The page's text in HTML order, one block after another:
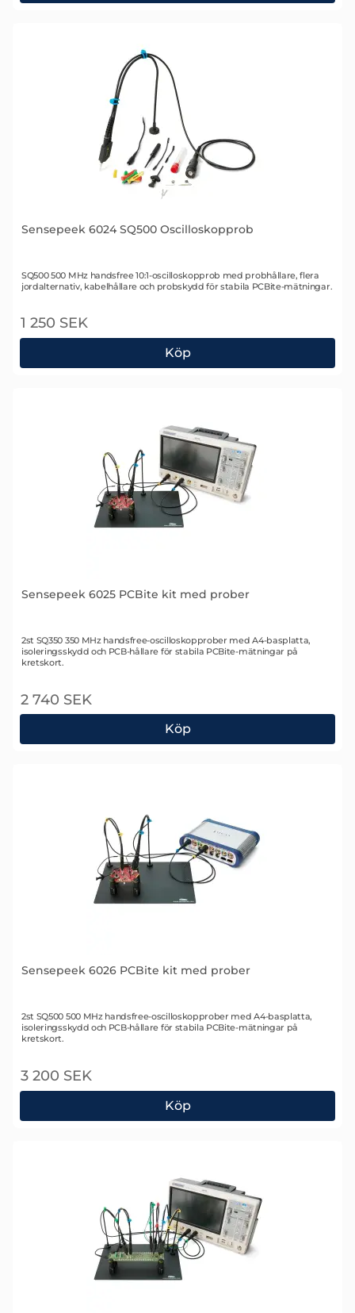
Sensepeek 6023 SQ350 Oscilloskopprob
Sensepeek 6024 SQ500 Oscilloskopprob
Art. nr 2507
SQ500 500 MHz handsfree 10:1-oscilloskopprob med probhållare, flera
jordalternativ, kabelhållare och probskydd för stabila PCBite-mätningar.
1 250 SEK
Köp
Sensepeek 6024 SQ500 Oscilloskopprob
Sensepeek 6025 PCBite kit med prober
Art. nr 2508
2st SQ350 350 MHz handsfree-oscilloskopprober med A4-basplatta,
isoleringsskydd och PCB-hållare för stabila PCBite-mätningar på
kretskort.
2 740 SEK
Köp
Sensepeek 6025 PCBite kit med prober
Sensepeek 6026 PCBite kit med prober
Art. nr 2509
2st SQ500 500 MHz handsfree-oscilloskopprober med A4-basplatta,
isoleringsskydd och PCB-hållare för stabila PCBite-mätningar på
kretskort.
3 200 SEK
Köp
Sensepeek 6026 PCBite kit med prober